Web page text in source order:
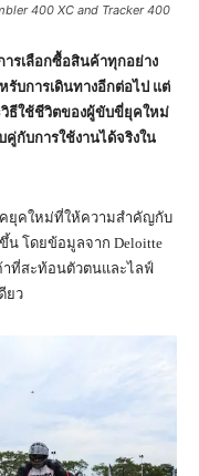
400 XC and Tracker 400
รเลือกซื้อสินค้าทุกอย่าง
บการเดินทางอีกต่อไป แต่
ธีใช้ชีวิตของผู้ขับขี่ยุคใหม่
กับการใช้งานได้จริงใน
ยุคใหม่ที่ให้ความสำคัญกับ
น โดยข้อมูลจาก Deloitte
าที่สะท้อนตัวตนและไลฟ์
ยว